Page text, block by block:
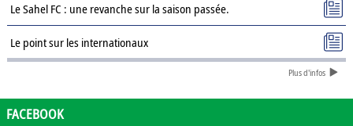
Le Sahel FC : une revanche sur la saison passée.
Le point sur les internationaux
Présentation des clubs de D3 : ASPC Tenkodogo
Plus d'infos
FACEBOOK